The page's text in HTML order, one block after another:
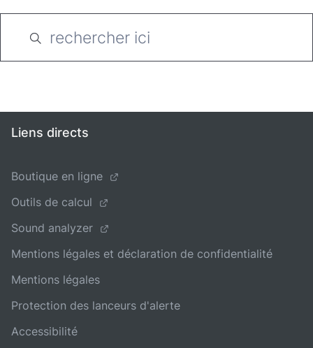
Liens directs
Boutique en ligne
Outils de calcul
Sound analyzer
Mentions légales et déclaration de confidentialité
Mentions légales
Protection des lanceurs d'alerte
Accessibilité